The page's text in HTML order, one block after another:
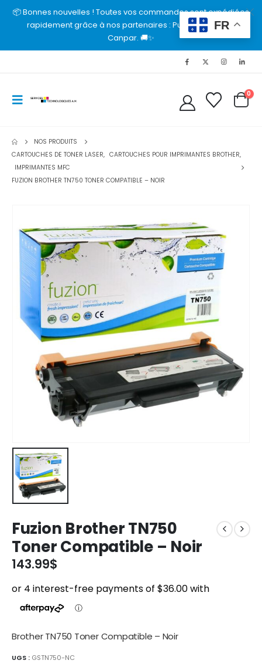
📦 Bonnes nouvelles ! Toutes vos commandes sont expédiées
rapidement grâce à nos partenaires : Purolator, UPS et
Canpar. 🚚✨
0
NOS PRODUITS
CARTOUCHES DE TONER LASER, CARTOUCHES POUR IMPRIMANTES BROTHER,
IMPRIMANTES MFC
FUZION BROTHER TN750 TONER COMPATIBLE – NOIR
Fuzion Brother TN750
Toner Compatible – Noir
143.99$
Brother TN750 Toner Compatible – Noir
UGS : GSTN750-NC
FR